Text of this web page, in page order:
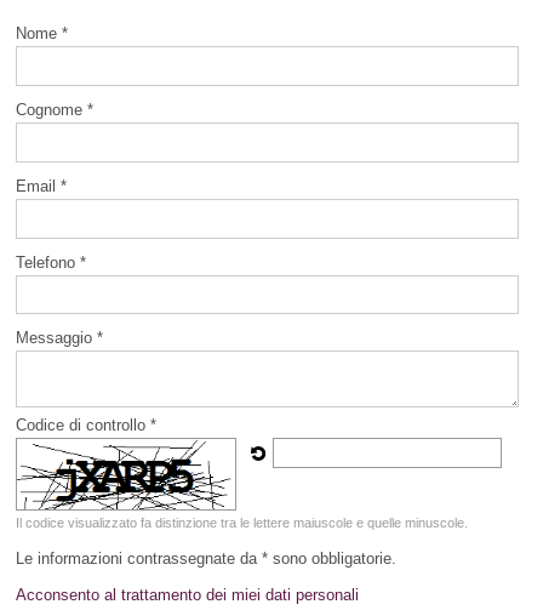
Nome *
Cognome *
Email *
Telefono *
Messaggio *
Codice di controllo *
Il codice visualizzato fa distinzione tra le lettere maiuscole e quelle minuscole.
Le informazioni contrassegnate da * sono obbligatorie.
Acconsento al trattamento dei miei dati personali